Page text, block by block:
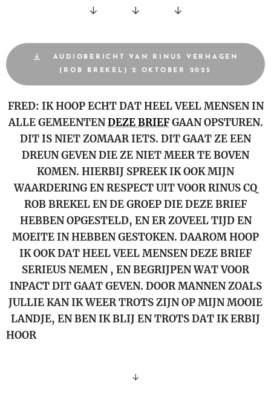
↓ ↓ ↓
AUDIOBERICHT VAN RINUS VERHAGEN
(ROB BREKEL) 2 OKTOBER 2025
FRED: IK HOOP ECHT DAT HEEL VEEL MENSEN IN
ALLE GEMEENTENDEZE BRIEFGAAN OPSTUREN.
DIT IS NIET ZOMAAR IETS. DIT GAAT ZE EEN
DREUN GEVEN DIE ZE NIET MEER TE BOVEN
KOMEN. HIERBIJ SPREEK IK OOK MIJN
WAARDERING EN RESPECT UIT VOOR RINUS CQ
ROB BREKEL EN DE GROEP DIE DEZE BRIEF
HEBBEN OPGESTELD, EN ER ZOVEEL TIJD EN
MOEITE IN HEBBEN GESTOKEN. DAAROM HOOP
IK OOK DAT HEEL VEEL MENSEN DEZE BRIEF
SERIEUS NEMEN , EN BEGRIJPEN WAT VOOR
INPACT DIT GAAT GEVEN. DOOR MANNEN ZOALS
JULLIE KAN IK WEER TROTS ZIJN OP MIJN MOOIE
LANDJE, EN BEN IK BLIJ EN TROTS DAT IK ERBIJ
HOOR👊👊👊👊👊👍👍👍👍🙏🙏🙏🙏🙏🙏🙏🙏🙏
↓